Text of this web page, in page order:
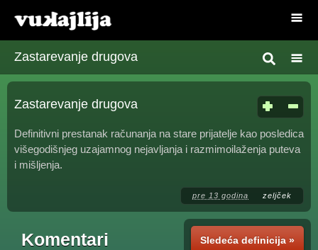
Zastarevanje drugova
Zastarevanje drugova
Definitivni prestanak računanja na stare prijatelje kao posledica
višegodišnjeg uzajamnog nejavljanja i razmimoilaženja puteva
i mišljenja.
pre 13 godina zeljček
Sledeća definicija »
Komentari